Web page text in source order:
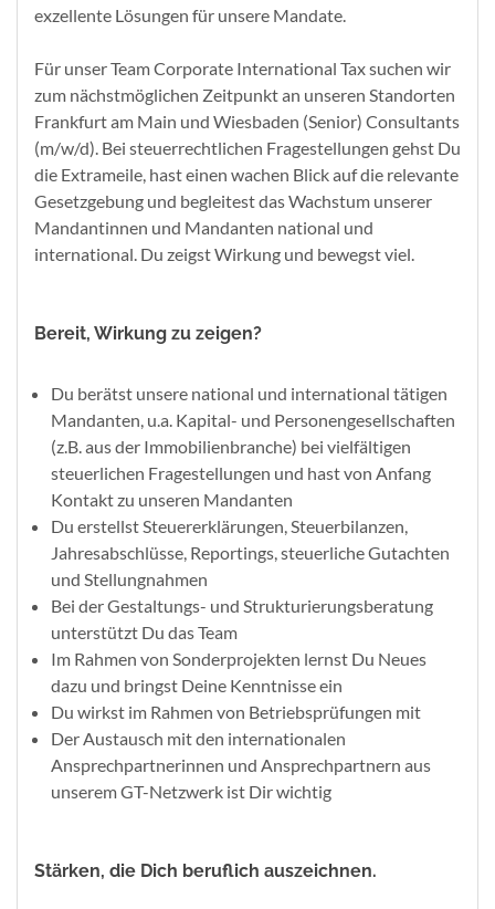
exzellente Lösungen für unsere Mandate.
Für unser Team Corporate International Tax suchen wir
zum nächstmöglichen Zeitpunkt an unseren Standorten
Frankfurt am Main und Wiesbaden (Senior) Consultants
(m/w/d). Bei steuerrechtlichen Fragestellungen gehst Du
die Extrameile, hast einen wachen Blick auf die relevante
Gesetzgebung und begleitest das Wachstum unserer
Mandantinnen und Mandanten national und
international. Du zeigst Wirkung und bewegst viel.
Bereit, Wirkung zu zeigen?
Du berätst unsere national und international tätigen
Mandanten, u.a. Kapital- und Personengesellschaften
(z.B. aus der Immobilienbranche) bei vielfältigen
steuerlichen Fragestellungen und hast von Anfang
Kontakt zu unseren Mandanten
Du erstellst Steuererklärungen, Steuerbilanzen,
Jahresabschlüsse, Reportings, steuerliche Gutachten
und Stellungnahmen
Bei der Gestaltungs- und Strukturierungsberatung
unterstützt Du das Team
Im Rahmen von Sonderprojekten lernst Du Neues
dazu und bringst Deine Kenntnisse ein
Du wirkst im Rahmen von Betriebsprüfungen mit
Der Austausch mit den internationalen
Ansprechpartnerinnen und Ansprechpartnern aus
unserem GT-Netzwerk ist Dir wichtig
Stärken, die Dich beruflich auszeichnen.